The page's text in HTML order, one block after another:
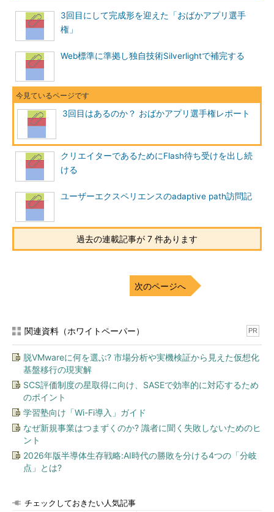
3回目にして完成形を迎えた「おばかアプリ選手
権」
Web標準に準拠し独自技術Silverlightで補完する
3回目はあるのか？ おばかアプリ選手権レポート
クリエイターであるためにFlash待ち受けを出し続
ける
ユーザーエクスペリエンスのadaptive path訪問記
過去の連載記事が 7 件あります
次のページへ
関連資料（ホワイトペーパー） PR
脱VMwareに何を選ぶ? 市場分析や実機検証から見えた仮想化
基盤移行の現実解
SCS評価制度の星取得に向け、SASEで効率的に対応するため
のポイント
学習塾向け「Wi-Fi導入」ガイド
なぜ新規事業はつまずくのか? 識者に聞く失敗しないためのヒ
ント
2026年版半導体生存戦略:AI時代の勝敗を分ける4つの「分岐
点」とは?
チェックしておきたい人気記事